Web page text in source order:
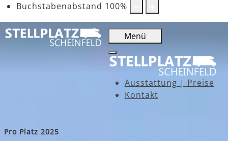
Buchstabenabstand 100%
Menü
Ausstattung | Preise
Kontakt
Pro Platz 2025